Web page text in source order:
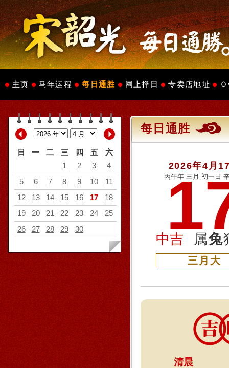
主页 马年运程 每日通胜 网上择日 专卖店地址
日 一 二 三 四 五
六
1
2 3
4
5
6 7 8 9 10
11
12
13 14 15 16 17
18
19
20 21 22 23 24
25
26
27 28 29 30
每日通胜
2026年4月
丙午年 三月 初一日
中吉 属兔
三月大
清晨